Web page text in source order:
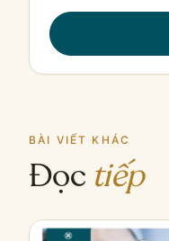
BÀI VIẾT KHÁC
Đọc tiếp